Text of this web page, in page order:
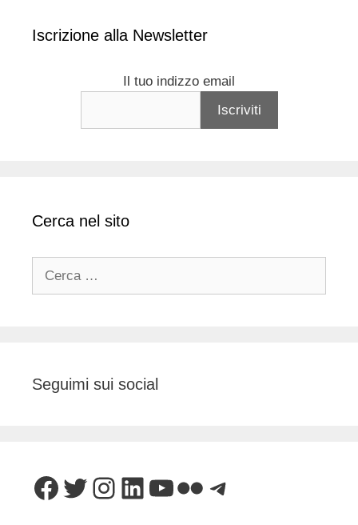
Iscrizione alla Newsletter
Il tuo indizzo email
Cerca nel sito
Seguimi sui social
Facebook
Twitter
Instagram
LinkedIn
YouTube
FlickrTelegram